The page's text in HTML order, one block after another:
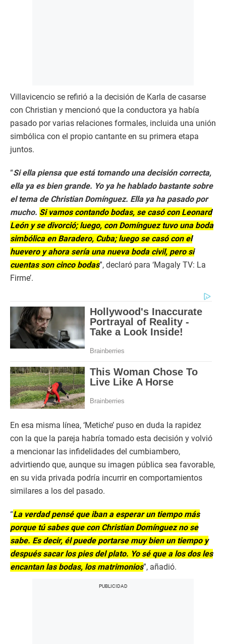
Villavicencio se refirió a la decisión de Karla de casarse
con Christian y mencionó que la conductora ya había
pasado por varias relaciones formales, incluida una unión
simbólica con el propio cantante en su primera etapa
juntos.
“Si ella piensa que está tomando una decisión correcta,
ella ya es bien grande. Yo ya he hablado bastante sobre
el tema de Christian Domínguez. Ella ya ha pasado por
mucho. Si vamos contando bodas, se casó con Leonard
León y se divorció; luego, con Domínguez tuvo una boda
simbólica en Baradero, Cuba; luego se casó con el
huevero y ahora sería una nueva boda civil, pero si
cuentas son cinco bodas”, declaró para ‘Magaly TV: La
Firme’.
En esa misma línea, ‘Metiche’ puso en duda la rapidez
con la que la pareja habría tomado esta decisión y volvió
a mencionar las infidelidades del cumbiambero,
advirtiendo que, aunque su imagen pública sea favorable,
en su vida privada podría incurrir en comportamientos
similares a los del pasado.
“La verdad pensé que iban a esperar un tiempo más
porque tú sabes que con Christian Domínguez no se
sabe. Es decir, él puede portarse muy bien un tiempo y
después sacar los pies del plato. Yo sé que a los dos les
encantan las bodas, los matrimonios”, añadió.